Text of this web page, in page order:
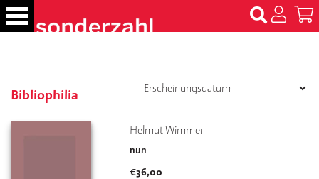
c
e
Bibliophilia
Helmut Wimmer
nun
€36,00